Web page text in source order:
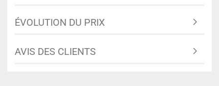
ÉVOLUTION DU PRIX
AVIS DES CLIENTS